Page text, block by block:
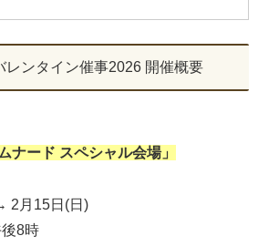
レンタイン催事2026 開催概要
ナード スペシャル会場」
2月15日(日)
8時